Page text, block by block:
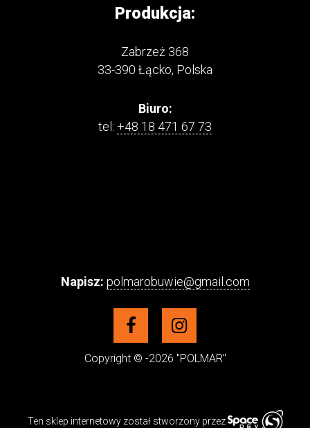
Produkcja:
Zabrzeż 368
33-390 Łącko, Polska
Biuro:
tel: +48 18 471 67 73
Napisz: polmarobuwie@gmail.com
Copyright © -2026 "POLMAR"
Ten sklep internetowy został stworzony przez